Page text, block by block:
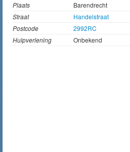
Plaats
Barendrecht
Straat
Handelstraat
Postcode
2992RC
Hulpverlening
Onbekend